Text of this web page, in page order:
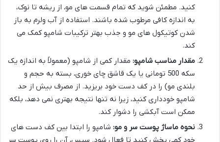
کنید. مطمئن شوید که تمام قسمت های مو، از ریشه تا نوک،
به اندازه کافی مرطوب شده باشند. استفاده از آب ولرم به باز
شدن کوتیکول های مو و جذب بهتر ترکیبات شامپو کمک می
کند.
مقدار مناسب شامپو: مقدار کمی از شامپو (معمولاً به اندازه یک
سکه 500 تومانی یا یک قاشق چای خوری، بسته به حجم و
بلندی مو) را در کف دست خود بریزید. از مصرف بیش از حد
شامپو خودداری کنید، زیرا نه تنها نتیجه بهتری نمی دهد، بلکه
ممکن است آبکشی را دشوار کند.
نحوه ماساژ پوست سر و مو: شامپو را ابتدا بین کف دست های
خود کمی پخش کنید تا فعال شود. سپس، آن را روی پوست سر